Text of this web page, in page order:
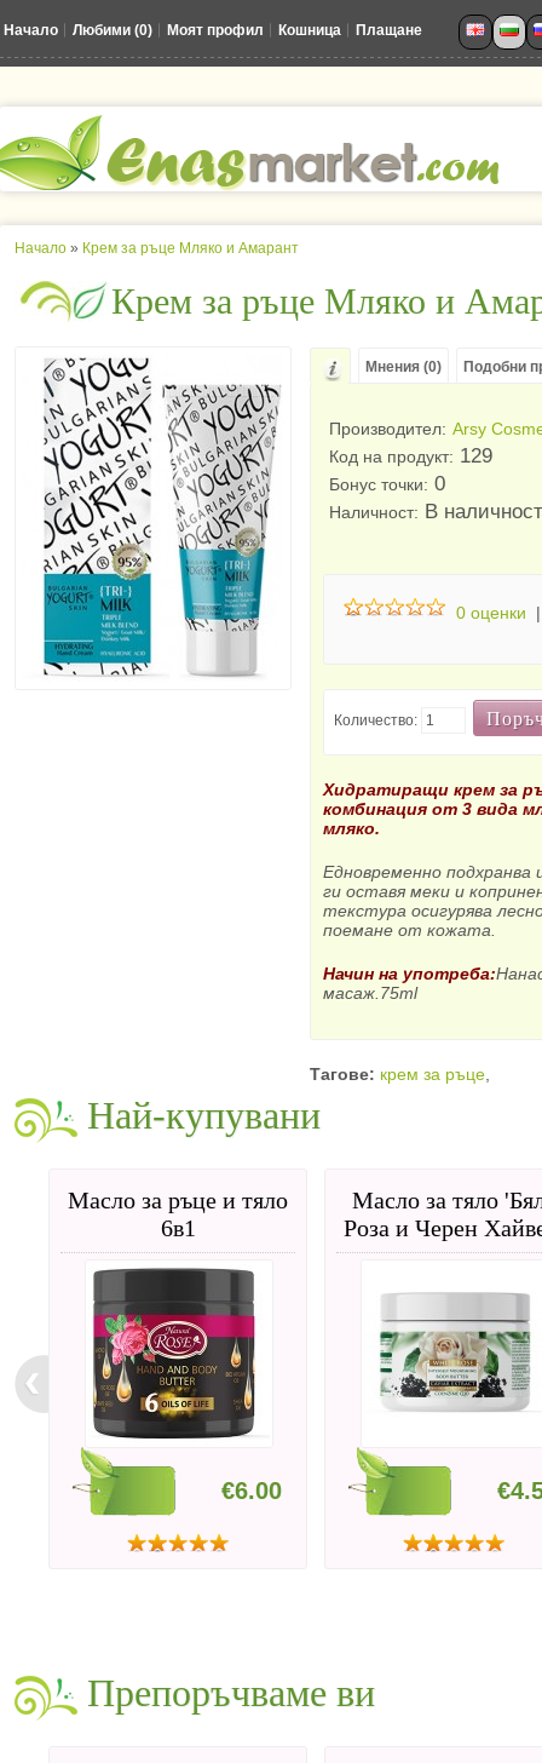
Начало Любими (0) Моят профил Кошница Плащане
Начало » Крем за ръце Мляко и Амарант
Крем за ръце Мляко и
Мнения (0) Подобни
Производител: Arsy
Код на продукт: 129
Бонус точки: 0
Наличност: В наличност
0 оценки
Количество:
Хидратиращи крем за
комбинация от 3 вида
мляко.
Едновременно
ги оставя меки и
текстура осигурява
поемане от кожата.
Начин на употреба:
масаж.75ml
Тагове: крем за ръце
Най-купувани
Масло за ръце и тяло
6в1
€6.00
Масло за тяло
Роза и Черен
Препоръчваме ви